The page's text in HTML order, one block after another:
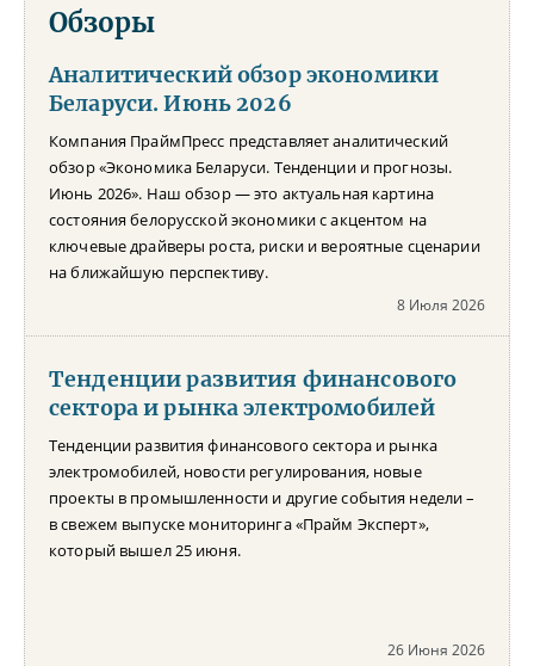
Обзоры
Аналитический обзор экономики
Беларуси. Июнь 2026
Компания ПраймПресс представляет аналитический
обзор «Экономика Беларуси. Тенденции и прогнозы.
Июнь 2026». Наш обзор — это актуальная картина
состояния белорусской экономики с акцентом на
ключевые драйверы роста, риски и вероятные сценарии
на ближайшую перспективу.
8 Июля 2026
Тенденции развития финансового
сектора и рынка электромобилей
Тенденции развития финансового сектора и рынка
электромобилей, новости регулирования, новые
проекты в промышленности и другие события недели –
в свежем выпуске мониторинга «Прайм Эксперт»,
который вышел 25 июня.
26 Июня 2026